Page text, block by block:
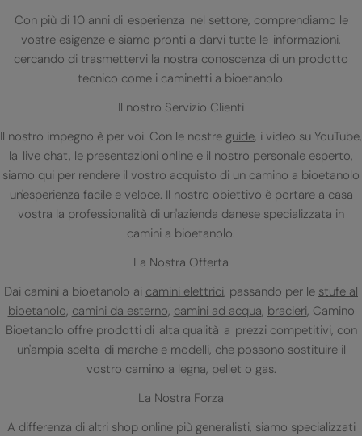
Con più di 10 anni di esperienza nel settore, comprendiamo le
vostre esigenze e siamo pronti a darvi tutte le informazioni,
cercando di trasmettervi la nostra conoscenza di un prodotto
tecnico come i caminetti a bioetanolo.
Il nostro Servizio Clienti
Il nostro impegno è per voi. Con le nostre guide, i video su YouTube,
la live chat, le presentazioni online e il nostro personale esperto,
siamo qui per rendere il vostro acquisto di un camino a bioetanolo
un'esperienza facile e veloce. Il nostro obiettivo è portare a casa
vostra la professionalità di un'azienda danese specializzata in
camini a bioetanolo.
La Nostra Offerta
Dai camini a bioetanolo ai camini elettrici, passando per le stufe al
bioetanolo, camini da esterno, camini ad acqua, bracieri, Camino
Bioetanolo offre prodotti di alta qualità a prezzi competitivi, con
un'ampia scelta di marche e modelli, che possono sostituire il
vostro camino a legna, pellet o gas.
La Nostra Forza
A differenza di altri shop online più generalisti, siamo specializzati